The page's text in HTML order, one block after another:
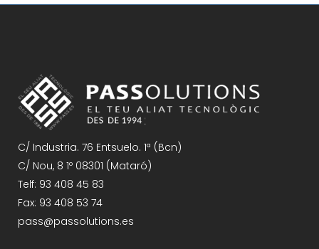
C/ Industria. 76 Entsuelo. 1ª (Bcn)
C/ Nou, 8 1º 08301 (Mataró)
Telf: 93 408 45 83
Fax: 93 408 53 74
pass@passolutions.es